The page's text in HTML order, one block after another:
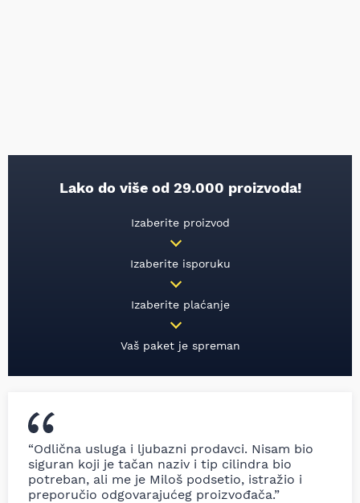
Lako do više od 29.000 proizvoda!
Izaberite proizvod
Izaberite isporuku
Izaberite plaćanje
Vaš paket je spreman
“Odlična usluga i ljubazni prodavci. Nisam bio
siguran koji je tačan naziv i tip cilindra bio
potreban, ali me je Miloš podsetio, istražio i
preporučio odgovarajućeg proizvođača.”